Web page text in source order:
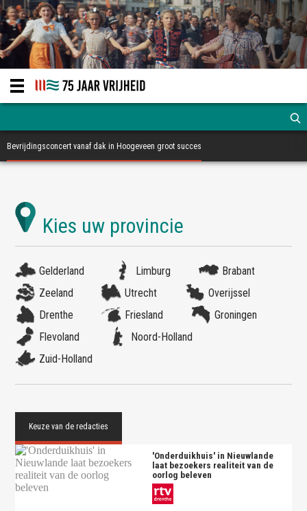
Bevrijdingsconcert vanaf dak in Hoogeveen groot succes
Gelderland Limburg
Brabant
Zeeland
Utrecht
Overijssel
Drenthe
Friesland
Groningen
Flevoland
Noord-Holland
Zuid-Holland
'Onderduikhuis' in Nieuwlande
laat bezoekers realiteit van de
oorlog beleven